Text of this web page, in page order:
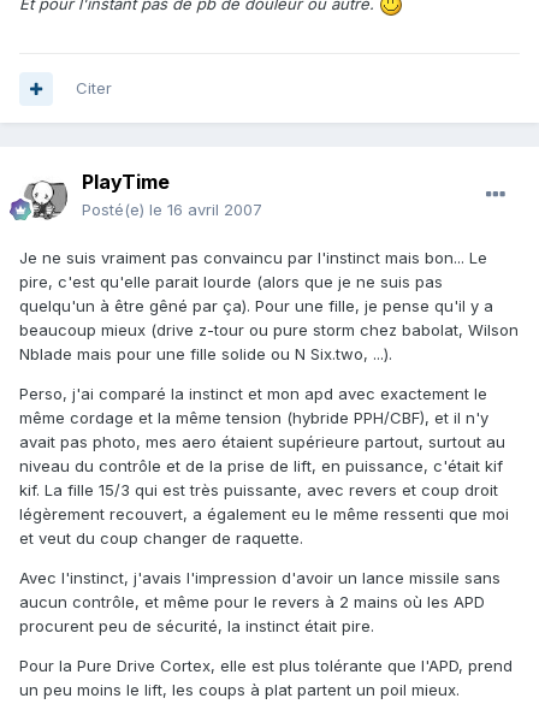
Citer
PlayTime
Posté(e) le 16 avril 2007
Je ne suis vraiment pas convaincu par l'instinct mais bon... Le
pire, c'est qu'elle parait lourde (alors que je ne suis pas
quelqu'un à être gêné par ça). Pour une fille, je pense qu'il y a
beaucoup mieux (drive z-tour ou pure storm chez babolat, Wilson
Nblade mais pour une fille solide ou N Six.two, ...).
Perso, j'ai comparé la instinct et mon apd avec exactement le
même cordage et la même tension (hybride PPH/CBF), et il n'y
avait pas photo, mes aero étaient supérieure partout, surtout au
niveau du contrôle et de la prise de lift, en puissance, c'était kif
kif. La fille 15/3 qui est très puissante, avec revers et coup droit
légèrement recouvert, a également eu le même ressenti que moi
et veut du coup changer de raquette.
Avec l'instinct, j'avais l'impression d'avoir un lance missile sans
aucun contrôle, et même pour le revers à 2 mains où les APD
procurent peu de sécurité, la instinct était pire.
Pour la Pure Drive Cortex, elle est plus tolérante que l'APD, prend
un peu moins le lift, les coups à plat partent un poil mieux.